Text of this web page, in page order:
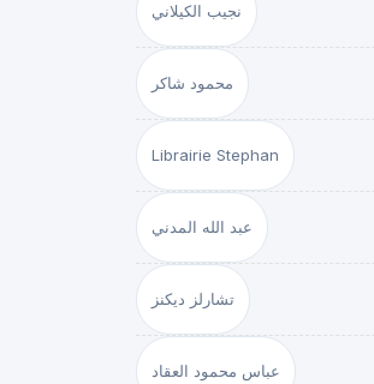
نجيب الكيلاني
محمود شاكر
Librairie Stephan
عبد الله المدني
تشارلز ديكنز
عباس محمود العقاد